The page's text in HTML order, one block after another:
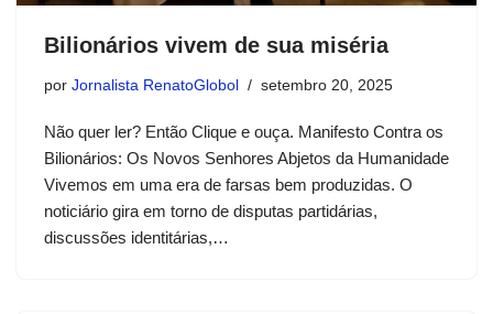
Bilionários vivem de sua miséria
por Jornalista RenatoGlobol setembro 20, 2025
Não quer ler? Então Clique e ouça. Manifesto Contra os
Bilionários: Os Novos Senhores Abjetos da Humanidade
Vivemos em uma era de farsas bem produzidas. O
noticiário gira em torno de disputas partidárias,
discussões identitárias,…